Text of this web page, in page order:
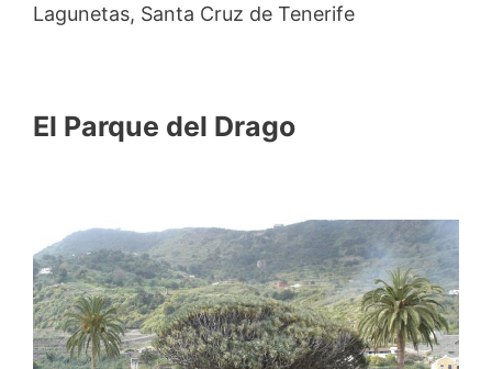
Lagunetas, Santa Cruz de Tenerife
El Parque del Drago